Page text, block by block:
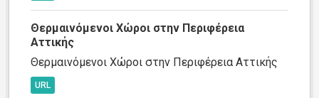
Θερμαινόμενοι Χώροι στην Περιφέρεια
Αττικής
Θερμαινόμενοι Χώροι στην Περιφέρεια Αττικής
URL